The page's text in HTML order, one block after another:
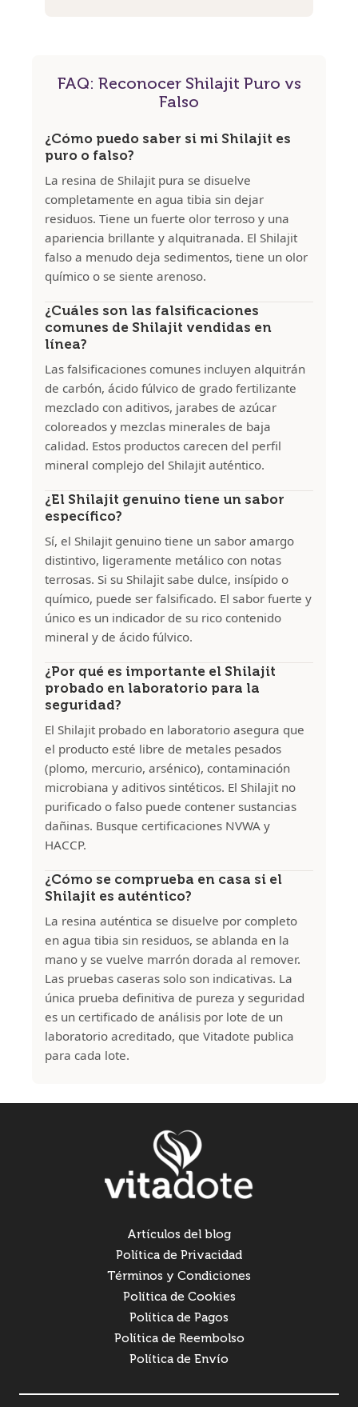
FAQ: Reconocer Shilajit Puro vs
Falso
¿Cómo puedo saber si mi Shilajit es
puro o falso?
La resina de Shilajit pura se disuelve
completamente en agua tibia sin dejar
residuos. Tiene un fuerte olor terroso y una
apariencia brillante y alquitranada. El Shilajit
falso a menudo deja sedimentos, tiene un olor
químico o se siente arenoso.
¿Cuáles son las falsificaciones
comunes de Shilajit vendidas en
línea?
Las falsificaciones comunes incluyen alquitrán
de carbón, ácido fúlvico de grado fertilizante
mezclado con aditivos, jarabes de azúcar
coloreados y mezclas minerales de baja
calidad. Estos productos carecen del perfil
mineral complejo del Shilajit auténtico.
¿El Shilajit genuino tiene un sabor
específico?
Sí, el Shilajit genuino tiene un sabor amargo
distintivo, ligeramente metálico con notas
terrosas. Si su Shilajit sabe dulce, insípido o
químico, puede ser falsificado. El sabor fuerte y
único es un indicador de su rico contenido
mineral y de ácido fúlvico.
¿Por qué es importante el Shilajit
probado en laboratorio para la
seguridad?
El Shilajit probado en laboratorio asegura que
el producto esté libre de metales pesados
(plomo, mercurio, arsénico), contaminación
microbiana y aditivos sintéticos. El Shilajit no
purificado o falso puede contener sustancias
dañinas. Busque certificaciones NVWA y
HACCP.
¿Cómo se comprueba en casa si el
Shilajit es auténtico?
La resina auténtica se disuelve por completo
en agua tibia sin residuos, se ablanda en la
mano y se vuelve marrón dorada al remover.
Las pruebas caseras solo son indicativas. La
única prueba definitiva de pureza y seguridad
es un certificado de análisis por lote de un
laboratorio acreditado, que Vitadote publica
para cada lote.
Artículos del blog
Política de Privacidad
Términos y Condiciones
Política de Cookies
Política de Pagos
Política de Reembolso
Política de Envío